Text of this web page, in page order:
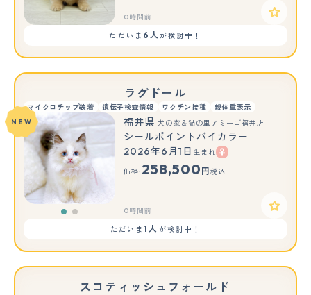
0時間前
ただいま 6人が検討中！
ラグドール
マイクロチップ装着 遺伝子検査情報 ワクチン接種 親体重表示
もっと見る
NEW 福井県 犬の家＆猫の里アミーゴ福井店
シールポイントバイカラー
2026年6月1日 生まれ
価格: 258,500 円 税込
0時間前
ただいま1人 が検討中！
スコティッシュフォールド